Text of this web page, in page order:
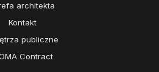
architekta
Kontakt
publiczne
Contract